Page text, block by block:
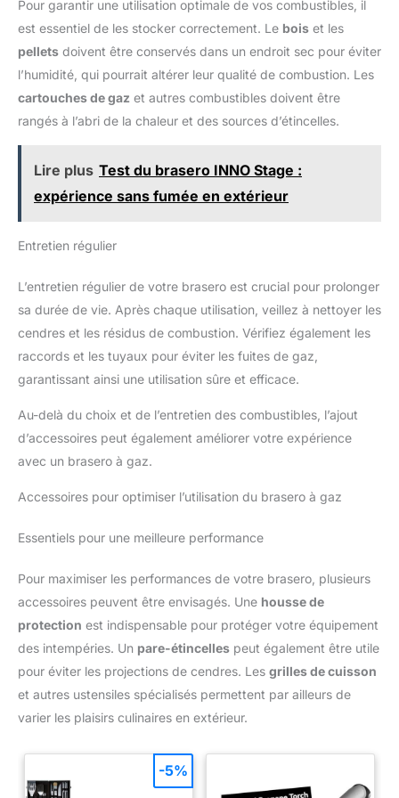
Pour garantir une utilisation optimale de vos combustibles, il
est essentiel de les stocker correctement. Le bois et les
pellets doivent être conservés dans un endroit sec pour éviter
l’humidité, qui pourrait altérer leur qualité de combustion. Les
cartouches de gaz et autres combustibles doivent être
rangés à l’abri de la chaleur et des sources d’étincelles.
Lire plus Test du brasero INNO Stage :
expérience sans fumée en extérieur
Entretien régulier
L’entretien régulier de votre brasero est crucial pour prolonger
sa durée de vie. Après chaque utilisation, veillez à nettoyer les
cendres et les résidus de combustion. Vérifiez également les
raccords et les tuyaux pour éviter les fuites de gaz,
garantissant ainsi une utilisation sûre et efficace.
Au-delà du choix et de l’entretien des combustibles, l’ajout
d’accessoires peut également améliorer votre expérience
avec un brasero à gaz.
Accessoires pour optimiser l’utilisation du brasero à gaz
Essentiels pour une meilleure performance
Pour maximiser les performances de votre brasero, plusieurs
accessoires peuvent être envisagés. Une housse de
protection est indispensable pour protéger votre équipement
des intempéries. Un pare-étincelles peut également être utile
pour éviter les projections de cendres. Les grilles de cuisson
et autres ustensiles spécialisés permettent par ailleurs de
varier les plaisirs culinaires en extérieur.
-5%